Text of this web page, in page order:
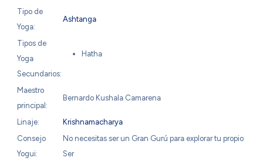
Tipo de
Yoga:
Ashtanga
Tipos de
Yoga
Secundarios:
Hatha
Maestro
principal:
Bernardo Kushala Camarena
Linaje:
Krishnamacharya
Consejo
Yogui:
No necesitas ser un Gran Gurú para explorar tu propio
Ser